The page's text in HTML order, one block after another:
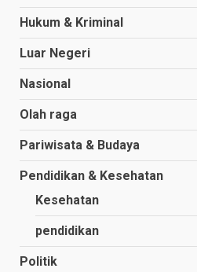
Hukum & Kriminal
Luar Negeri
Nasional
Olah raga
Pariwisata & Budaya
Pendidikan & Kesehatan
Kesehatan
pendidikan
Politik